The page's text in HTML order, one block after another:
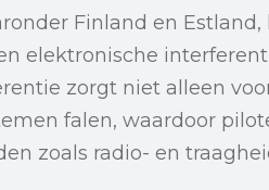
Finland en
elektronische
zorgt niet alleen
falen, waardoor
zoals radio- en